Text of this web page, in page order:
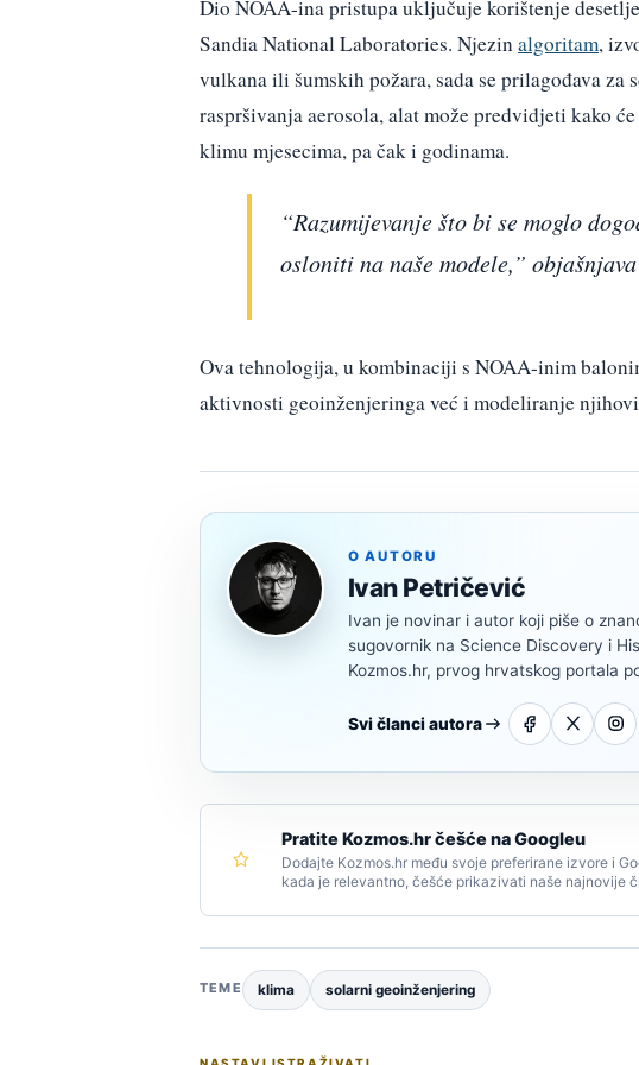
Dio NOAA-ina pristupa uključuje korištenje
Sandia National Laboratories. Njezinalgoritam,
vulkana ili šumskih požara, sada se prilagođava
raspršivanja aerosola, alat može predvidjeti kako
klimu mjesecima, pa čak i godinama.
“Razumijevanje što bi se moglo
osloniti na naše modele,”
Ova tehnologija, u kombinaciji s NOAA-inim
aktivnosti geoinženjeringa već i modeliranje
O AUTORU
Ivan Petričević
Ivan je novinar i autor koji piše o
sugovornik na Science Discovery i
Kozmos.hr, prvog hrvatskog portala
Svi članci autora
Pratite Kozmos.hr češće na Googleu
Dodajte Kozmos.hr među svoje preferirane izvore i
kada je relevantno, češće prikazivati naše najnovije
TEME klima solarni geoinženjering